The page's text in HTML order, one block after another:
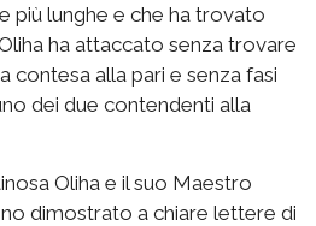
più lunghe e che ha trovato
ha attaccato senza trovare
contesa alla pari e senza fasi
dei due contendenti alla
Oliha e il suo Maestro
dimostrato a chiare lettere di